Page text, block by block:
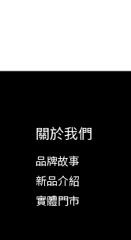
關於我們
品牌故事
新品介紹
實體門市